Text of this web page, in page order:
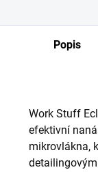
Popis
Work Stuff
efektivní
mikrovlákna,